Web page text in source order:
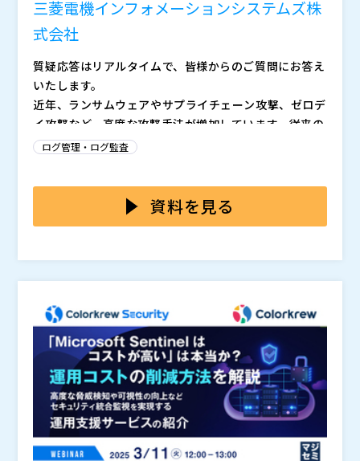
三菱電機インフォメーションシステムズ株
式会社
質疑応答はリアルタイムで、皆様からのご質問にお答え
いたします。
近年、ランサムウェアやサプライチェーン攻撃、ゼロデ
イ攻撃など、高度な攻撃手法が増加しています。従来の
ファイアウォールやIPS/IDSだけでは、これらの脅威を
機器のログを分析対象とする「SIEM」(Security Infor
mation and Event Management)です。 SIEMは多様
の場合の迅速な対応を支援します。特に、サイバー攻撃
対策やリモートワーク普及に伴うセキュリティリスクの
強化の第一歩となります。
なくありません。その一因として「自社環境内のセキュ
リティ関連ログが分散している」ことが挙げられます。
環境など複雑化するシステムから発生するログを適切に
管理できず、脅威の発見に時間がかかってしまうケース
合、リアルタイム監視が困難となります。ログの収集・
分析に時間がかかるだけでなく、異常な挙動を即座に検
知できなかったり、インシデント発生後の初動対応が遅
れやすくなります。 特に高度な攻撃が巧妙化する中
で、脅威への迅速な対応ができなければ被害の拡大を招
く恐れがあります。こうした課題を解決するためにSIE
Mの導入が検討されることが多いですが、ログの収集と
一元管理を実現するセキュリティ環境の構築には時間や
企業・組織は限られたリソースの中、どのように効果的
か。 本セミナーは、「SIEM製品に興味がある、効果的
なログ分析を始めたい」「自社のセキュリティレベル向
運用部門・担当者の方を対象に開催します。 多種多様
なネットワーク／セキュリティ機器のログ収集の仕組み
を構築・運用する上での課題を整理するとともに、その
解決策として、三菱電機インフォメーションシステムズ
が提供する「MDISセキュリティログ分析サービス」を
ご紹介します。統合ログ管理ソリューション「Splunk
Enterprise」をクラウドサービスとして利用できる同
サービスの特長や実際の運用の様子をデモでご覧いただ
三菱電機インフォメーションシステムズ株式会社（）
025/4/1から三菱電機デジタルイノベーション株式会社
となりました。 三菱電機デジタルイノベーション株式
会社：
株式会社オープンソース活用研究所（
マジセミ株式会社（）
※共催、協賛、協力、講演企業は将来的に追加、削除さ
れる可能性があります。
ログ管理・ログ監査
資料を見る